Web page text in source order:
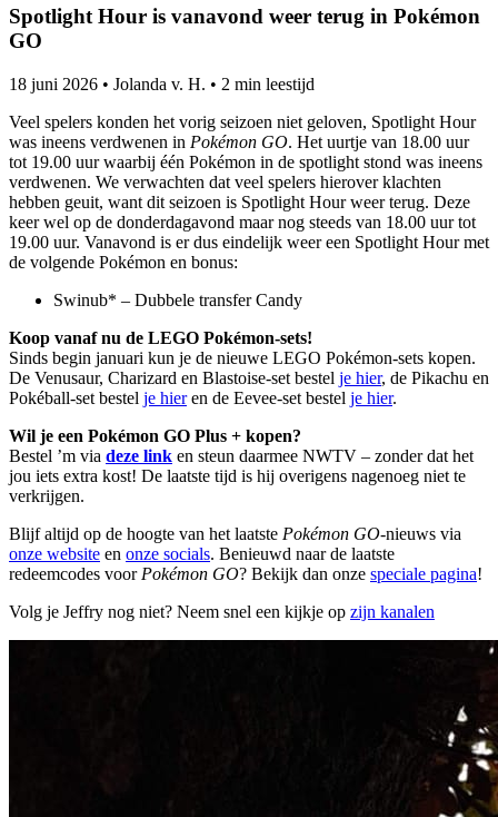
Spotlight Hour is vanavond weer terug in Pokémon
GO
18 juni 2026 • Jolanda v. H. • 2 min leestijd
Veel spelers konden het vorig seizoen niet geloven, Spotlight Hour
was ineens verdwenen in Pokémon GO. Het uurtje van 18.00 uur
tot 19.00 uur waarbij één Pokémon in de spotlight stond was ineens
verdwenen. We verwachten dat veel spelers hierover klachten
hebben geuit, want dit seizoen is Spotlight Hour weer terug. Deze
keer wel op de donderdagavond maar nog steeds van 18.00 uur tot
19.00 uur. Vanavond is er dus eindelijk weer een Spotlight Hour met
de volgende Pokémon en bonus:
Swinub* – Dubbele transfer Candy
Koop vanaf nu de LEGO Pokémon-sets!
Sinds begin januari kun je de nieuwe LEGO Pokémon-sets kopen.
De Venusaur, Charizard en Blastoise-set bestel je hier, de Pikachu en
Pokéball-set bestel je hieren de Eevee-set bestel je hier.
Wil je een Pokémon GO Plus + kopen?
Bestel ’m via deze link en steun daarmee NWTV – zonder dat het
jou iets extra kost! De laatste tijd is hij overigens nagenoeg niet te
verkrijgen.
Blijf altijd op de hoogte van het laatste Pokémon GO-nieuws via
onze website en onze socials. Benieuwd naar de laatste
redeemcodes voor Pokémon GO? Bekijk dan onze speciale pagina!
Volg je Jeffry nog niet? Neem snel een kijkje op zijn kanalen